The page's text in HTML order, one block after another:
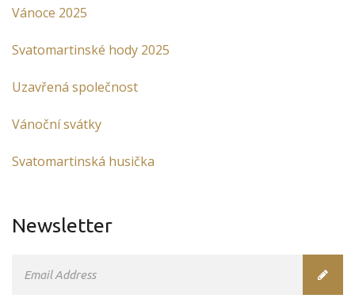
Vánoce 2025
Svatomartinské hody 2025
Uzavřená společnost
Vánoční svátky
Svatomartinská husička
Newsletter